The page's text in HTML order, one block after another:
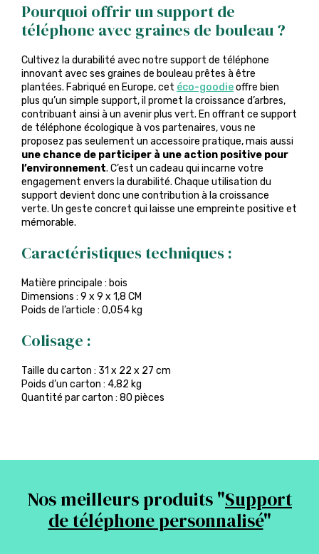
Pourquoi offrir un support de
téléphone avec graines de bouleau ?
Cultivez la durabilité avec notre support de téléphone
innovant avec ses graines de bouleau prêtes à être
plantées. Fabriqué en Europe, cet éco-goodieoffre bien
plus qu’un simple support, il promet la croissance d’arbres,
contribuant ainsi à un avenir plus vert. En offrant ce support
de téléphone écologique à vos partenaires, vous ne
proposez pas seulement un accessoire pratique, mais aussi
une chance de participer à une action positive pour
l’environnement. C’est un cadeau qui incarne votre
engagement envers la durabilité. Chaque utilisation du
support devient donc une contribution à la croissance
verte. Un geste concret qui laisse une empreinte positive et
mémorable.
Caractéristiques techniques :
Matière principale : bois
Dimensions : 9 x 9 x 1,8 CM
Poids de l’article : 0,054 kg
Colisage :
Taille du carton : 31 x 22 x 27 cm
Poids d’un carton : 4,82 kg
Quantité par carton : 80 pièces
Nos meilleurs produits "Support
de téléphone personnalisé"